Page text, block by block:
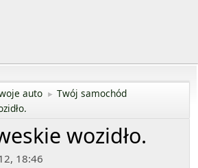
auto ► Twój samochód
wozidło.
18:46